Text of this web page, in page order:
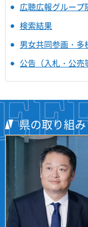
広聴広報グループ
検索結果
男女共同参画・
公告（入札・公売
県の取り組み